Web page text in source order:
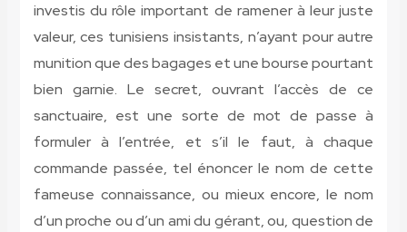
investis du rôle important de ramener à leur juste
valeur, ces tunisiens insistants, n’ayant pour autre
munition que des bagages et une bourse pourtant
bien garnie. Le secret, ouvrant l’accès de ce
sanctuaire, est une sorte de mot de passe à
formuler à l’entrée, et s’il le faut, à chaque
commande passée, tel énoncer le nom de cette
fameuse connaissance, ou mieux encore, le nom
d’un proche ou d’un ami du gérant, ou, question de